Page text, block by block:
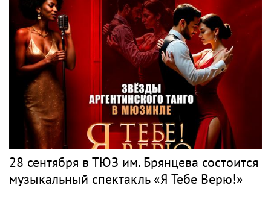
28 сентября в ТЮЗ им. Брянцева состоится
музыкальный спектакль «Я Тебе Верю!»